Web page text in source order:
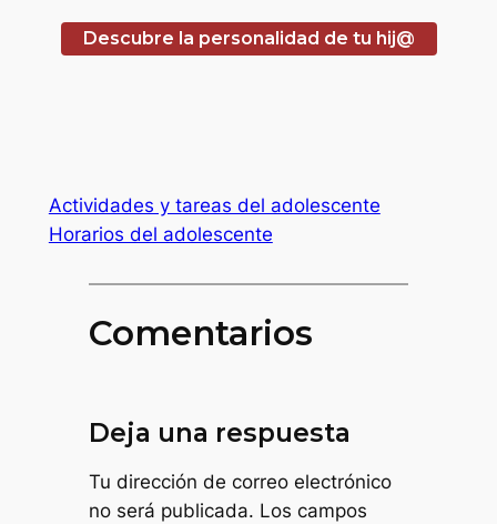
Descubre la personalidad de tu hij@
Actividades y tareas del adolescente
Horarios del adolescente
Comentarios
Deja una respuesta
Tu dirección de correo electrónico
no será publicada. Los campos